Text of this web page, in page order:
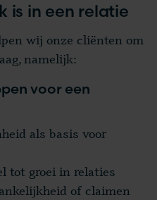
is in een relatie
wij onze cliënten om
namelijk:
voor een
als basis voor
tot groei in relaties
of claimen